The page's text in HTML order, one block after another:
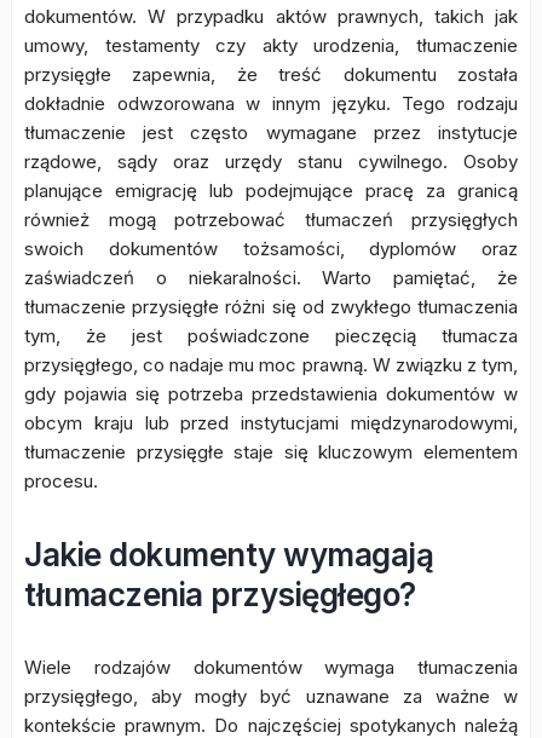
dokumentów. W przypadku aktów prawnych, takich jak
umowy, testamenty czy akty urodzenia, tłumaczenie
przysięgłe zapewnia, że treść dokumentu została
dokładnie odwzorowana w innym języku. Tego rodzaju
tłumaczenie jest często wymagane przez instytucje
rządowe, sądy oraz urzędy stanu cywilnego. Osoby
planujące emigrację lub podejmujące pracę za granicą
również mogą potrzebować tłumaczeń przysięgłych
swoich dokumentów tożsamości, dyplomów oraz
zaświadczeń o niekaralności. Warto pamiętać, że
tłumaczenie przysięgłe różni się od zwykłego tłumaczenia
tym, że jest poświadczone pieczęcią tłumacza
przysięgłego, co nadaje mu moc prawną. W związku z tym,
gdy pojawia się potrzeba przedstawienia dokumentów w
obcym kraju lub przed instytucjami międzynarodowymi,
tłumaczenie przysięgłe staje się kluczowym elementem
procesu.
Jakie dokumenty wymagają
tłumaczenia przysięgłego?
Wiele rodzajów dokumentów wymaga tłumaczenia
przysięgłego, aby mogły być uznawane za ważne w
kontekście prawnym. Do najczęściej spotykanych należą